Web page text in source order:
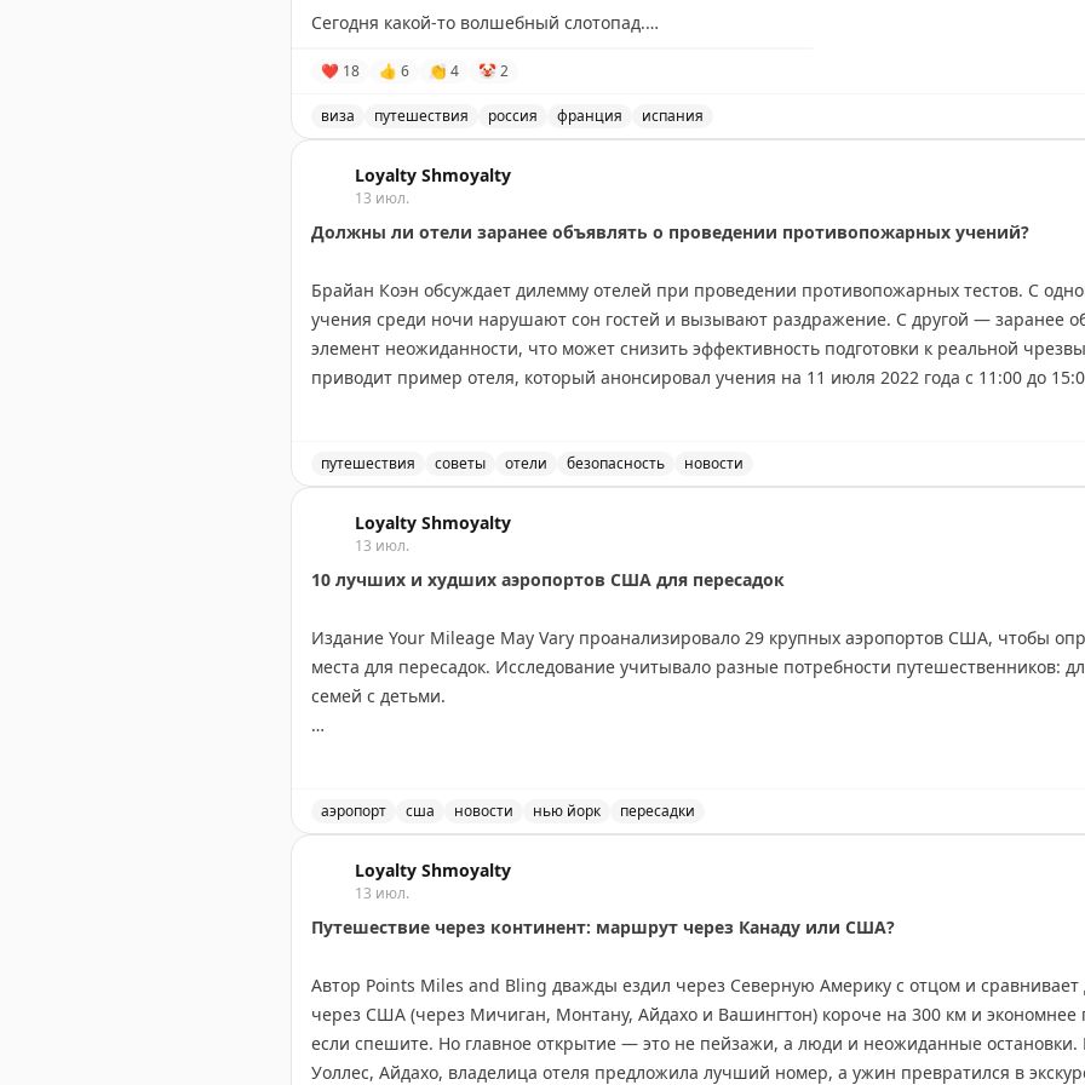
Сегодня какой-то волшебный слотопад.
Испания — 17 июля,
Франция — 23 июля,
Великобритания — 14 августа.
Пошёл дальше разгребать этот слотопад.
Вопросы, запросы, записи — всё сюда:
Stay tuned!
Подписаться на Матрассы
❤ 18 👍 6 👏 4 🤡2
виза путешествия россия франция испания
Loyalty Shmoyalty
13 июл.
Должны ли отели заранее объявлять о проведении противопожарных учений?
Брайан Коэн обсуждает дилемму отелей при проведении противопожарных тестов. С
учения среди ночи нарушают сон гостей и вызывают раздражение. С другой — заранее
элемент неожиданности, что может снизить эффективность подготовки к реальной
приводит пример отеля, который анонсировал учения на 11 июля 2022 года с 11:00 до
ситуации. Вопрос остается открытым: как найти баланс между комфортом гостей и
реальной опасности?
The Gate with Brian Cohen
путешествия советы отели безопасность новости
Loyalty Shmoyalty
13 июл.
10 лучших и худших аэропортов США для пересадок
Издание Your Mileage May Vary проанализировало 29 крупных аэропортов США, чтобы
места для пересадок. Исследование учитывало разные потребности путешественников:
семей с детьми.
ТОП-10 для семей: Детройт, Бостон Логан, Хьюстон, Вашингтон Даллес, Сиэтл-Такома,
Вашингтон, LaGuardia, Вашингтон Рейган, Сан-Франциско.
Худшие аэропорты: Орландо, Форт-Лодердейл, Чикаго Мидвей, Чикаго О'Хэр, Ньюарк, Сан-
медленным сервисом.
Your Mileage May Vary|Original
аэропорт сша новости нью йорк пересадки
Loyalty Shmoyalty
13 июл.
Путешествие через континент: маршрут через Канаду или США?
Автор Points Miles and Bling дважды ездил через Северную Америку с отцом и
через США (через Мичиган, Монтану, Айдахо и Вашингтон) короче на 300 км и экономнее
если спешите. Но главное открытие — это не пейзажи, а люди и неожиданные остановки.
Уоллес, Айдахо, владелица отеля предложила лучший номер, а ужин превратился в